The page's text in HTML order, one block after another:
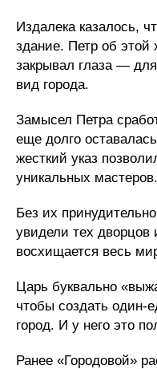
Издалека казалось,
здание. Петр об этой
закрывал глаза —
вид города.
Замысел Петра
еще долго
жесткий указ
уникальных мастеров.
Без их
увидели тех
восхищается весь
Царь буквально
чтобы создать один-
город. И у него это
Ранее «Городовой»